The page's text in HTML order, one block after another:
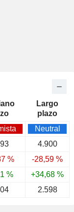
Largo
plazo
Neutral
4.900
%
-28,59 %
%
+34,68 %
2.598